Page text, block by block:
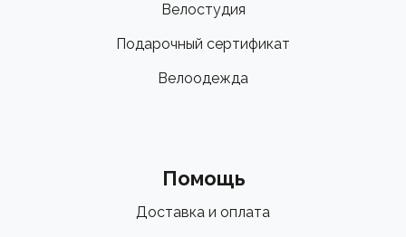
Велостудия
Подарочный сертификат
Велоодежда
Помощь
Доставка и оплата